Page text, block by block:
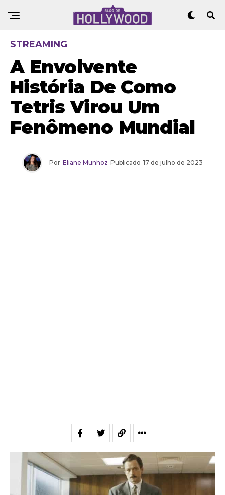
STREAMING
A Envolvente
História De Como
Tetris Virou Um
Fenômeno Mundial
Por Eliane Munhoz Publicado 17 de julho de 2023